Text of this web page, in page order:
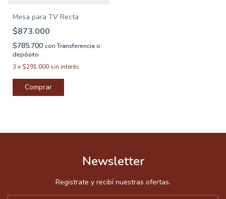
Mesa para TV Recta
$873.000
$785.700 con Transferencia o
depósito
3 x $291.000 sin interés
Comprar
Newsletter
Registrate y recibí nuestras ofertas.